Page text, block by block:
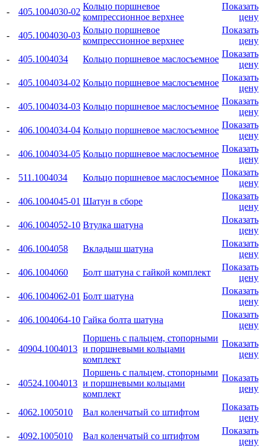
-
405.1004030-02
Кольцо поршневое
компрессионное верхнее
Показать
цену
-
405.1004030-03
Кольцо поршневое
компрессионное верхнее
Показать
цену
-
405.1004034 Кольцо поршневое маслосъемное
Показать
цену
-
405.1004034-02 Кольцо поршневое маслосъемное
Показать
цену
-
405.1004034-03 Кольцо поршневое маслосъемное
Показать
цену
-
406.1004034-04 Кольцо поршневое маслосъемное
Показать
цену
-
406.1004034-05 Кольцо поршневое маслосъемное
Показать
цену
-
511.1004034 Кольцо поршневое маслосъемное
Показать
цену
-
406.1004045-01 Шатун в сборе
Показать
цену
-
406.1004052-10 Втулка шатуна
Показать
цену
-
406.1004058 Вкладыш шатуна
Показать
цену
-
406.1004060 Болт шатуна с гайкой комплект
Показать
цену
-
406.1004062-01 Болт шатуна
Показать
цену
-
406.1004064-10 Гайка болта шатуна
Показать
цену
- 40904.1004013
Поршень с пальцем, стопорными
и поршневыми кольцами
комплект
Показать
цену
- 40524.1004013
Поршень с пальцем, стопорными
и поршневыми кольцами
комплект
Показать
цену
- 4062.1005010 Вал коленчатый со штифтом
Показать
цену
-
4092.1005010 Вал коленчатый со штифтом
Показать
цену